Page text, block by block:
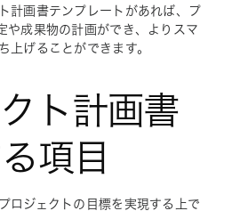
計画書テンプレートがあれば、プ
や成果物の計画ができ、よりスマ
上げることができます。
ト計画書
項目
ロジェクトの目標を実現する上で